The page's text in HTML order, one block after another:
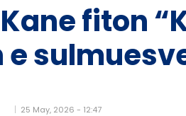
fiton
25 May, 2026 - 12:47